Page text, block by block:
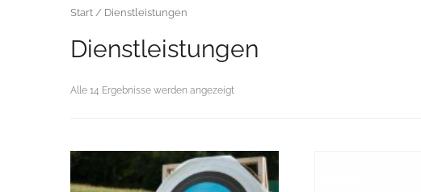
Start / Dienstleistungen
Dienstleistungen
Alle 14 Ergebnisse werden angezeigt